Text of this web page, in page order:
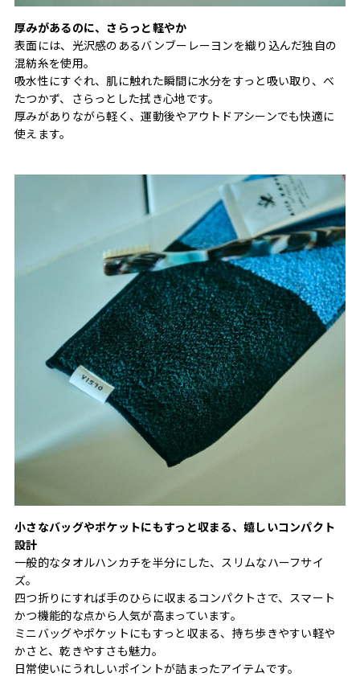
厚みがあるのに、さらっと軽やか
表面には、光沢感のあるバンブーレーヨンを織り込んだ独自の
混紡糸を使用。
吸水性にすぐれ、肌に触れた瞬間に水分をすっと吸い取り、べ
たつかず、さらっとした拭き心地です。
厚みがありながら軽く、運動後やアウトドアシーンでも快適に
使えます。
小さなバッグやポケットにもすっと収まる、嬉しいコンパクト
設計
一般的なタオルハンカチを半分にした、スリムなハーフサイ
ズ。
四つ折りにすれば手のひらに収まるコンパクトさで、スマート
かつ機能的な点から人気が高まっています。
ミニバッグやポケットにもすっと収まる、持ち歩きやすい軽や
かさと、乾きやすさも魅力。
日常使いにうれしいポイントが詰まったアイテムです。